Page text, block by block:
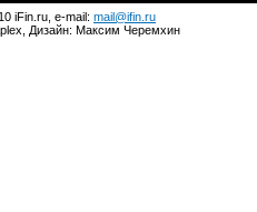
iFin.ru, e-mail: mail@ifin.ru
Дизайн: Максим Черемхин